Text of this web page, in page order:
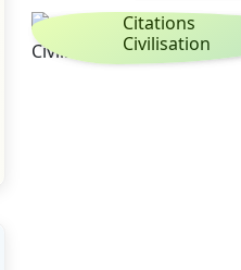
Citations
Civilisation